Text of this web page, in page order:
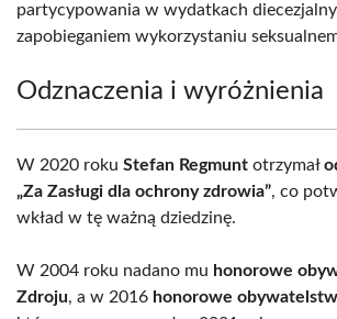
partycypowania w wydatkach
zapobieganiem wykorzystaniu
Odznaczenia i wyróżnienia
W 2020 roku Stefan Regmunt otrzymał
„Za Zasługi dla ochrony zdrowia”, co
wkład w tę ważną dziedzinę.
W 2004 roku nadano mu honorowe
Zdroju, a w 2016 honorowe